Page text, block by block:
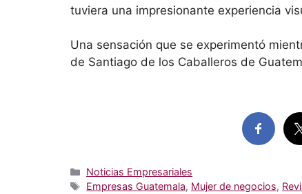
tuviera una impresionante experiencia
Una sensación que se experimentó
de Santiago de los Caballeros de
Categorías
Noticias Empresariales
Etiquetas
Empresas Guatemala, Mujer de negocios,